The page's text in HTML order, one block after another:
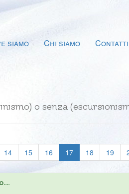
siamo Chi siamo Contatti
o senza
14 15 16 17(current)
18 19